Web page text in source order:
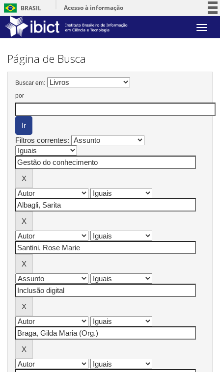
BRASIL
Acesso à informação
Serviços
Skip
Página de Busca
Buscar em:
por
Filtros correntes: